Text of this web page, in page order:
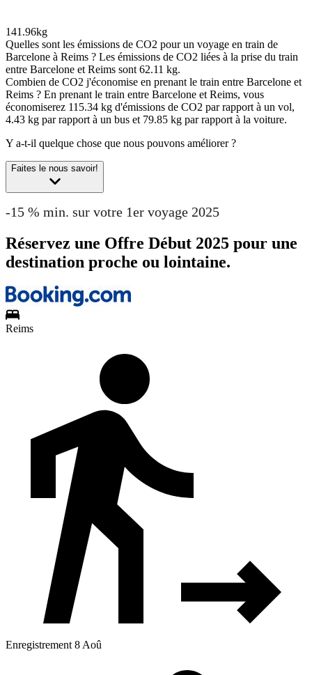
141.96kg
Quelles sont les émissions de CO2 pour un voyage en train de
Barcelone à Reims ? Les émissions de CO2 liées à la prise du train
entre Barcelone et Reims sont 62.11 kg.
Combien de CO2 j'économise en prenant le train entre Barcelone et
Reims ? En prenant le train entre Barcelone et Reims, vous
économiserez 115.34 kg d'émissions de CO2 par rapport à un vol,
4.43 kg par rapport à un bus et 79.85 kg par rapport à la voiture.
Y a-t-il quelque chose que nous pouvons améliorer ?
Faites le nous savoir!
-15 % min. sur votre 1er voyage 2025
Réservez une Offre Début 2025 pour une
destination proche ou lointaine.
Reims
Enregistrement 8 Aoû